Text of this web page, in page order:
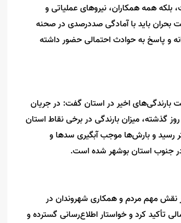
همه همکاران، نیروهای عملیاتی و
بحران باید با آمادگی صددرصدی در صحنه
و پاسخ به حوادث احتمالی حضور داشته
بارندگی‌های اخیر در استان گفت: در جریان
بارش‌های مناسب 2 روز گذشته، میزان بارندگی در برخی نقاط استان
100 میلیمتر رسید و بارش‌ها موجب آبگیری سدها و
در جنوب استان بوشهر شده است.
نقش مهم مردم و همکاری شهروندان در
تأکید کرد و خواستار اطلاع‌رسانی گسترده و